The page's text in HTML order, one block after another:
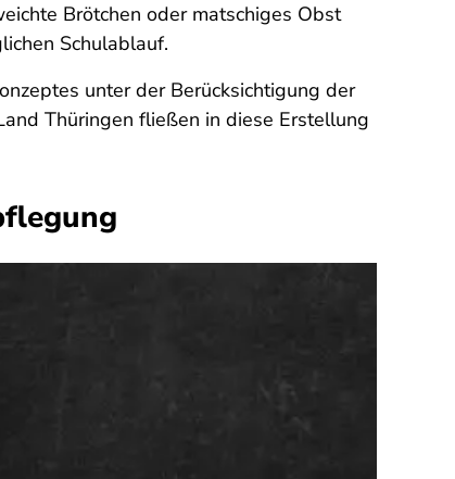
Brötchen oder matschiges Obst
Schulablauf.
unter der Berücksichtigung der
Thüringen fließen in diese Erstellung